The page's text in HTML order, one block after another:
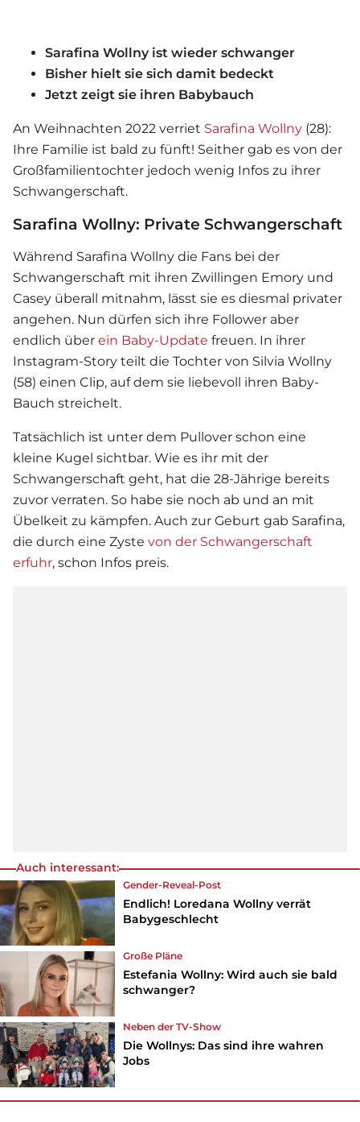
Sarafina Wollny ist wieder schwanger
Bisher hielt sie sich damit bedeckt
Jetzt zeigt sie ihren Babybauch
An Weihnachten 2022 verriet Sarafina Wollny (28):
Ihre Familie ist bald zu fünft! Seither gab es von der
Großfamilientochter jedoch wenig Infos zu ihrer
Schwangerschaft.
Sarafina Wollny: Private Schwangerschaft
Während Sarafina Wollny die Fans bei der
Schwangerschaft mit ihren Zwillingen Emory und
Casey überall mitnahm, lässt sie es diesmal privater
angehen. Nun dürfen sich ihre Follower aber
endlich über ein Baby-Update freuen. In ihrer
Instagram-Story teilt die Tochter von Silvia Wollny
(58) einen Clip, auf dem sie liebevoll ihren Baby-
Bauch streichelt.
Tatsächlich ist unter dem Pullover schon eine
kleine Kugel sichtbar. Wie es ihr mit der
Schwangerschaft geht, hat die 28-Jährige bereits
zuvor verraten. So habe sie noch ab und an mit
Übelkeit zu kämpfen. Auch zur Geburt gab Sarafina,
die durch eine Zyste von der Schwangerschaft
erfuhr, schon Infos preis.
Auch interessant:
Gender-Reveal-Post
Endlich! Loredana Wollny verrät
Babygeschlecht
Große Pläne
Estefania Wollny: Wird auch sie bald
schwanger?
Neben der TV-Show
Die Wollnys: Das sind ihre wahren
Jobs